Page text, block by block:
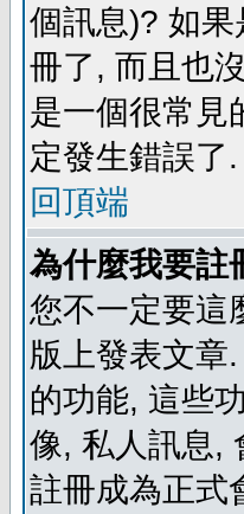
個訊息)? 如
冊了, 而且也
是一個很常見
定發生錯誤了.
回頂端
為什麼我要註
您不一定要這
版上發表文章
的功能, 這些
像, 私人訊息,
註冊成為正式